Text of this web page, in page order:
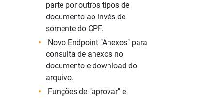
parte por outros tipos de
documento ao invés de
somente do CPF.
Novo Endpoint "Anexos" para
consulta de anexos no
documento e download do
arquivo.
Funções de "aprovar" e